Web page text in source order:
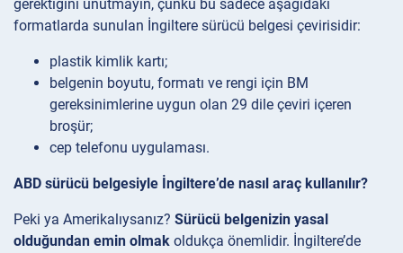
gerektiğini unutmayın, çünkü bu sadece aşağıdaki
formatlarda sunulan İngiltere sürücü belgesi çevirisidir:
plastik kimlik kartı;
belgenin boyutu, formatı ve rengi için BM
gereksinimlerine uygun olan 29 dile çeviri içeren
broşür;
cep telefonu uygulaması.
ABD sürücü belgesiyle İngiltere’de nasıl araç kullanılır?
Peki ya Amerikalıysanız? Sürücü belgenizin yasal
olduğundan emin olmak oldukça önemlidir. İngiltere’de